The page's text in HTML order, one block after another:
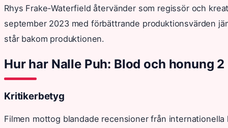
Rhys Frake-Waterfield återvänder som regissör och
september 2023 med förbättrande produktionsvärden
står bakom produktionen.
Hur har Nalle Puh: Blod och honung
Kritikerbetyg
Filmen mottog blandade recensioner från